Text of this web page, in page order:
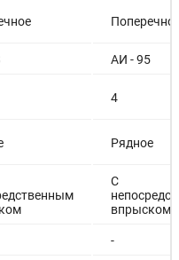
АИ - 95
4
Рядное
С
впрыском
-